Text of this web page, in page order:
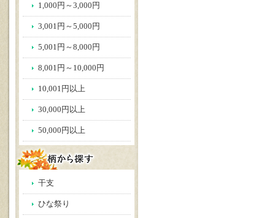
1,000円～3,000円
3,001円～5,000円
5,001円～8,000円
8,001円～10,000円
10,001円以上
30,000円以上
50,000円以上
干支
ひな祭り